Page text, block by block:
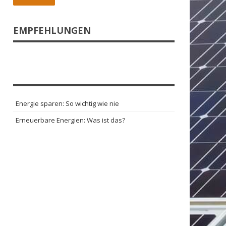
EMPFEHLUNGEN
Energie sparen: So wichtig wie nie
Erneuerbare Energien: Was ist das?